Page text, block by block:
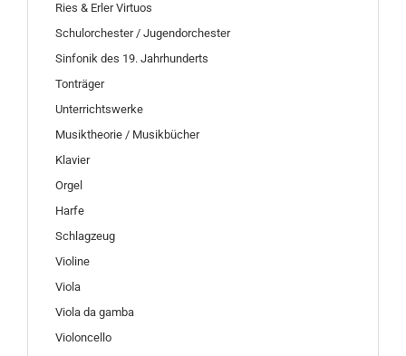
Ries & Erler Virtuos
Schulorchester / Jugendorchester
Sinfonik des 19. Jahrhunderts
Tonträger
Unterrichtswerke
Musiktheorie / Musikbücher
Klavier
Orgel
Harfe
Schlagzeug
Violine
Viola
Viola da gamba
Violoncello